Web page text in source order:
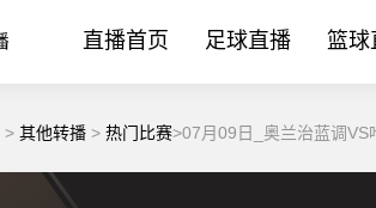
直播首页 足球直播 篮球
> 其他转播 > 热门比赛>07月09日_奥兰治蓝调